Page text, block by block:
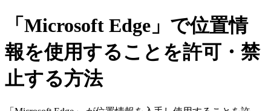
「Microsoft Edge」で位置情
報を使用することを許可・禁
止する方法